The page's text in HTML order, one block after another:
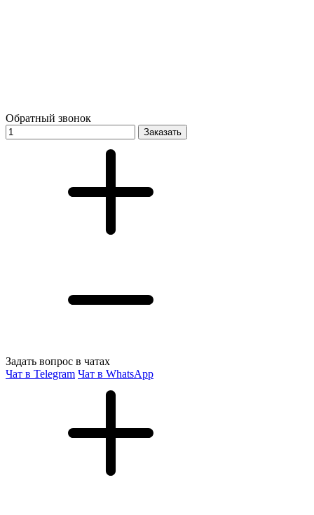
Обратный звонок
Заказать
Задать вопрос в чатах
Чат в Telegram Чат в WhatsApp